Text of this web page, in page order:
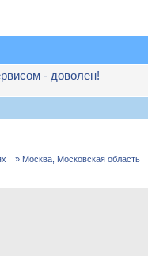
- доволен!
» Москва, Московская область